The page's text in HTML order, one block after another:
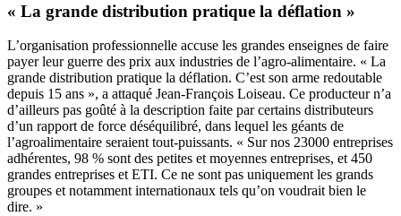
« La grande distribution pratique la déflation »
L’organisation professionnelle accuse les grandes enseignes de faire
payer leur guerre des prix aux industries de l’agro-alimentaire. « La
grande distribution pratique la déflation. C’est son arme redoutable
depuis 15 ans », a attaqué Jean-François Loiseau. Ce producteur n’a
d’ailleurs pas goûté à la description faite par certains distributeurs
d’un rapport de force déséquilibré, dans lequel les géants de
l’agroalimentaire seraient tout-puissants. « Sur nos 23000 entreprises
adhérentes, 98 % sont des petites et moyennes entreprises, et 450
grandes entreprises et ETI. Ce ne sont pas uniquement les grands
groupes et notamment internationaux tels qu’on voudrait bien le
dire. »